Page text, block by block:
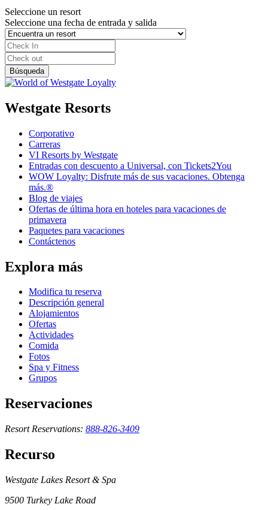
Seleccione un resort
Seleccione una fecha de entrada y salida
Westgate Resorts
Corporativo
Carreras
VI Resorts by Westgate
Entradas con descuento a Universal, con Tickets2You
WOW Loyalty: Disfrute más de sus vacaciones. Obtenga
más.®
Blog de viajes
Ofertas de última hora en hoteles para vacaciones de
primavera
Paquetes para vacaciones
Contáctenos
Explora más
Modifica tu reserva
Descripción general
Alojamientos
Ofertas
Actividades
Comida
Fotos
Spa y Fitness
Grupos
Reservaciones
Resort Reservations: 888-826-3409
Recurso
Westgate Lakes Resort & Spa
9500 Turkey Lake Road